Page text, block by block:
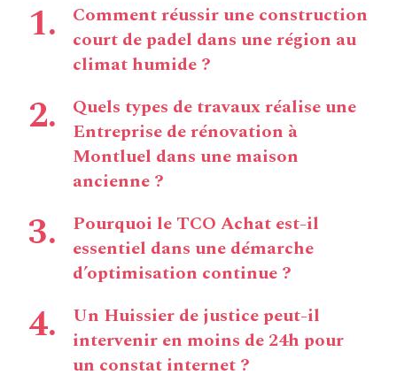
Comment réussir une construction
court de padel dans une région au
climat humide ?
Quels types de travaux réalise une
Entreprise de rénovation à
Montluel dans une maison
ancienne ?
Pourquoi le TCO Achat est-il
essentiel dans une démarche
d’optimisation continue ?
Un Huissier de justice peut-il
intervenir en moins de 24h pour
un constat internet ?